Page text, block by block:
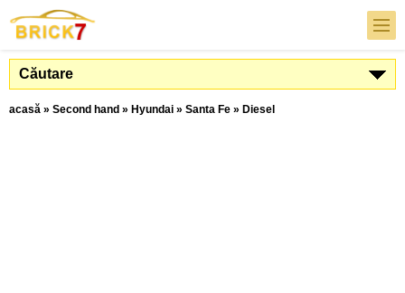
Căutare
acasă » Second hand » Hyundai » Santa Fe » Diesel